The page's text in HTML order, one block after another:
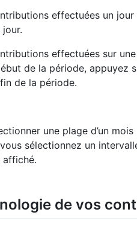
effectuées un
effectuées sur
de la période, appuyez
de la période.
une plage d’un
sélectionnez un
de vos